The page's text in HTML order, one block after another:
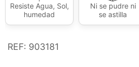
Resiste Agua, Sol,
humedad
Ni se pudre ni
se astilla
REF: 903181